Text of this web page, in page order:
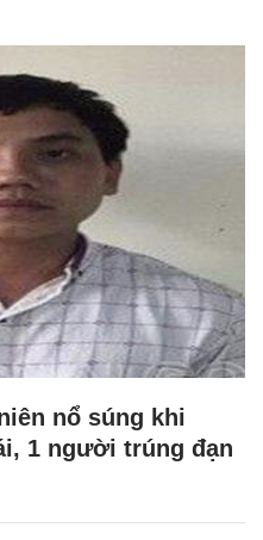
nổ súng khi
1 người trúng đạn